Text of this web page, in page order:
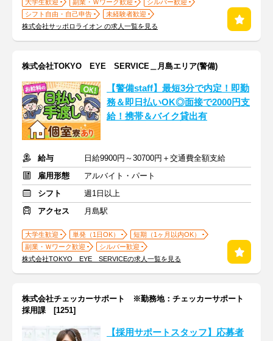
大学生歓迎 副業・Ｗワーク歓迎
シルバー歓迎
シフト自由・自己申告
未経験者歓迎
株式会社サッポロライオン の求人一覧を見る
株式会社TOKYO EYE SERVICE＿月島エリア(警備)
【警備staff】最短3分で内定！即勤
務＆即日払いOK◎面接で2000円支
給！携帯＆バイク貸出有
給与
日給9900円～30700円＋交通費全額支給
雇用形態
アルバイト・パート
シフト
週1日以上
アクセス
月島駅
大学生歓迎 単発（1日OK）
短期（1ヶ月以内OK）
副業・Ｗワーク歓迎
シルバー歓迎
株式会社TOKYO EYE SERVICEの求人一覧を見る
株式会社チェッカーサポート ※勤務地：チェッカーサポート
採用課 [1251]
【採用サポートスタッフ】応募者